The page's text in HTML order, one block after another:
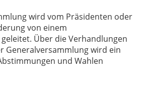
wird vom Präsidenten oder
von einem
Über die Verhandlungen
Generalversammlung wird ein
und Wahlen